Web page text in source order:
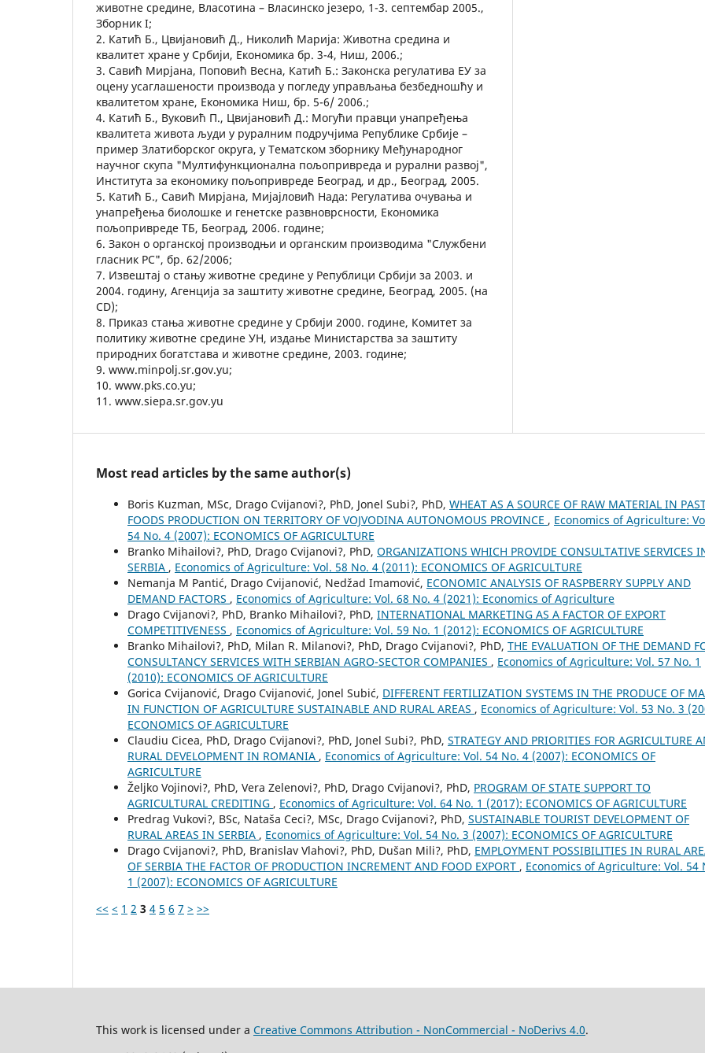
животне средине, Власотина – Власинско језеро, 1-3. септембар 2005.,
Зборник I;
2. Катић Б., Цвијановић Д., Николић Марија: Животна средина и
квалитет хране у Србији, Економика бр. 3-4, Ниш, 2006.;
3. Савић Мирјана, Поповић Весна, Катић Б.: Законска регулатива ЕУ за
оцену усаглашености производа у погледу управљања безбедношћу и
квалитетом хране, Економика Ниш, бр. 5-6/ 2006.;
4. Катић Б., Вуковић П., Цвијановић Д.: Могући правци унапређења
квалитета живота људи у руралним подручјима Републике Србије –
пример Златиборског округа, у Тематском зборнику Међународног
научног скупа "Мултифункционална пољопривреда и рурални развој",
Института за економику пољопривреде Београд, и др., Београд, 2005.
5. Катић Б., Савић Мирјана, Мијајловић Нада: Регулатива очувања и
унапређења биолошке и генетске развноврсности, Економика
пољопривреде ТБ, Београд, 2006. године;
6. Закон о органској производњи и органским производима "Службени
гласник РС", бр. 62/2006;
7. Извештај о стању животне средине у Републици Србији за 2003. и
2004. годину, Агенција за заштиту животне средине, Београд, 2005. (на
CD);
8. Приказ стања животне средине у Србији 2000. године, Комитет за
политику животне средине УН, издање Министарства за заштиту
природних богатстава и животне средине, 2003. године;
9. www.minpolj.sr.gov.yu;
10. www.pks.co.yu;
11. www.siepa.sr.gov.yu
Most read articles by the same author(s)
Boris Kuzman, MSc, Drago Cvijanovi?, PhD, Jonel Subi?, PhD, WHEAT AS A SOURCE OF RAW MATERIAL IN
FOODS PRODUCTION ON TERRITORY OF VOJVODINA AUTONOMOUS PROVINCE , Economics of Agriculture:
54 No. 4 (2007): ECONOMICS OF AGRICULTURE
Branko Mihailovi?, PhD, Drago Cvijanovi?, PhD, ORGANIZATIONS WHICH PROVIDE CONSULTATIVE SERVICES
SERBIA , Economics of Agriculture: Vol. 58 No. 4 (2011): ECONOMICS OF AGRICULTURE
Nemanja M Pantić, Drago Cvijanović, Nedžad Imamović, ECONOMIC ANALYSIS OF RASPBERRY SUPPLY AND
DEMAND FACTORS , Economics of Agriculture: Vol. 68 No. 4 (2021): Economics of Agriculture
Drago Cvijanovi?, PhD, Branko Mihailovi?, PhD, INTERNATIONAL MARKETING AS A FACTOR OF EXPORT
COMPETITIVENESS , Economics of Agriculture: Vol. 59 No. 1 (2012): ECONOMICS OF AGRICULTURE
Branko Mihailovi?, PhD, Milan R. Milanovi?, PhD, Drago Cvijanovi?, PhD, THE EVALUATION OF THE DEMAND
CONSULTANCY SERVICES WITH SERBIAN AGRO-SECTOR COMPANIES , Economics of Agriculture: Vol. 57 No. 1
(2010): ECONOMICS OF AGRICULTURE
Gorica Cvijanović, Drago Cvijanović, Jonel Subić, DIFFERENT FERTILIZATION SYSTEMS IN THE PRODUCE OF
IN FUNCTION OF AGRICULTURE SUSTAINABLE AND RURAL AREAS , Economics of Agriculture: Vol. 53 No. 3
ECONOMICS OF AGRICULTURE
Claudiu Cicea, PhD, Drago Cvijanovi?, PhD, Jonel Subi?, PhD, STRATEGY AND PRIORITIES FOR AGRICULTURE
RURAL DEVELOPMENT IN ROMANIA , Economics of Agriculture: Vol. 54 No. 4 (2007): ECONOMICS OF
AGRICULTURE
Željko Vojinovi?, PhD, Vera Zelenovi?, PhD, Drago Cvijanovi?, PhD, PROGRAM OF STATE SUPPORT TO
AGRICULTURAL CREDITING , Economics of Agriculture: Vol. 64 No. 1 (2017): ECONOMICS OF AGRICULTURE
Predrag Vukovi?, BSc, Nataša Ceci?, MSc, Drago Cvijanovi?, PhD, SUSTAINABLE TOURIST DEVELOPMENT OF
RURAL AREAS IN SERBIA , Economics of Agriculture: Vol. 54 No. 3 (2007): ECONOMICS OF AGRICULTURE
Drago Cvijanovi?, PhD, Branislav Vlahovi?, PhD, Dušan Mili?, PhD, EMPLOYMENT POSSIBILITIES IN RURAL
OF SERBIA THE FACTOR OF PRODUCTION INCREMENT AND FOOD EXPORT , Economics of Agriculture: Vol. 54
1 (2007): ECONOMICS OF AGRICULTURE
<< < 1 2 3 4 5 6 7 > >>
This work is licensed under a Creative Commons Attribution - NonCommercial - NoDerivs 4.0.